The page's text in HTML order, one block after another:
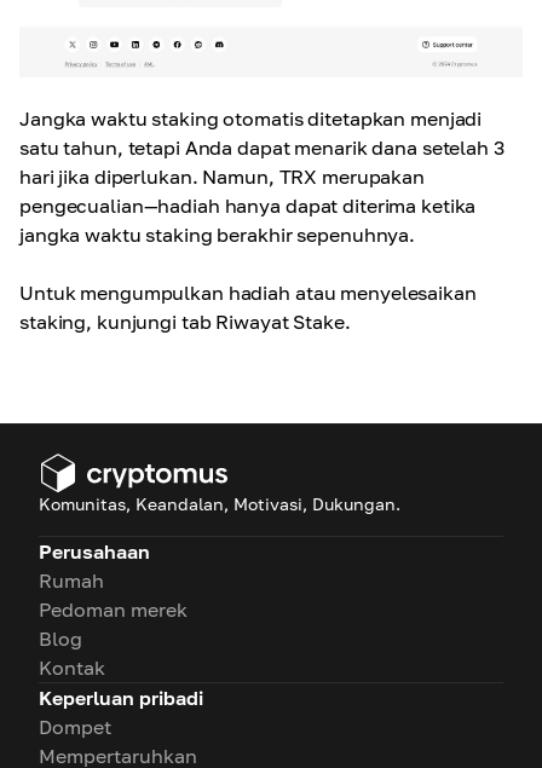
Jangka waktu staking otomatis ditetapkan menjadi
satu tahun, tetapi Anda dapat menarik dana setelah 3
hari jika diperlukan. Namun, TRX merupakan
pengecualian—hadiah hanya dapat diterima ketika
jangka waktu staking berakhir sepenuhnya.
Untuk mengumpulkan hadiah atau menyelesaikan
staking, kunjungi tab Riwayat Stake.
Komunitas, Keandalan, Motivasi, Dukungan.
Perusahaan
Rumah
Pedoman merek
Blog
Kontak
Keperluan pribadi
Dompet
Mempertaruhkan